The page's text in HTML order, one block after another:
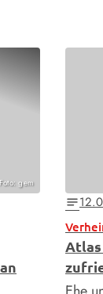
Foto: gem
notes
Atlas